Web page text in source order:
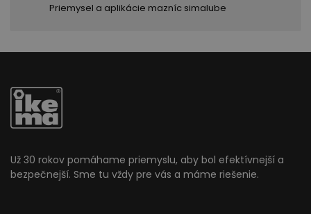
Priemysel a aplikácie mazníc simalube
Už 30 rokov pomáhame priemyslu, aby bol efektívnejší a
bezpečnejší. Sme tu vždy pre vás a máme riešenie.